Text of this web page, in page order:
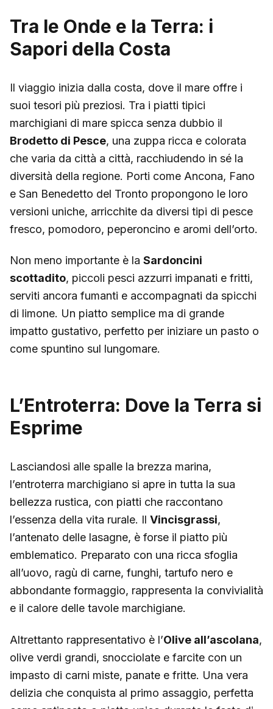
Tra le Onde e la Terra: i
Sapori della Costa
Il viaggio inizia dalla costa, dove il mare offre i
suoi tesori più preziosi. Tra i piatti tipici
marchigiani di mare spicca senza dubbio il
Brodetto di Pesce, una zuppa ricca e colorata
che varia da città a città, racchiudendo in sé la
diversità della regione. Porti come Ancona, Fano
e San Benedetto del Tronto propongono le loro
versioni uniche, arricchite da diversi tipi di pesce
fresco, pomodoro, peperoncino e aromi dell’orto.
Non meno importante è la Sardoncini
scottadito, piccoli pesci azzurri impanati e fritti,
serviti ancora fumanti e accompagnati da spicchi
di limone. Un piatto semplice ma di grande
impatto gustativo, perfetto per iniziare un pasto o
come spuntino sul lungomare.
L’Entroterra: Dove la Terra si
Esprime
Lasciandosi alle spalle la brezza marina,
l’entroterra marchigiano si apre in tutta la sua
bellezza rustica, con piatti che raccontano
l’essenza della vita rurale. Il Vincisgrassi,
l’antenato delle lasagne, è forse il piatto più
emblematico. Preparato con una ricca sfoglia
all’uovo, ragù di carne, funghi, tartufo nero e
abbondante formaggio, rappresenta la convivialità
e il calore delle tavole marchigiane.
Altrettanto rappresentativo è l’Olive all’ascolana,
olive verdi grandi, snocciolate e farcite con un
impasto di carni miste, panate e fritte. Una vera
delizia che conquista al primo assaggio, perfetta